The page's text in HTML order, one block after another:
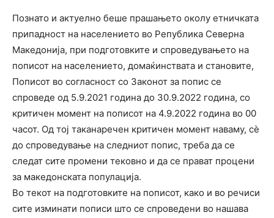
Познато и актуелно беше прашањето околу етничката
припадност на населението во Република Северна
Македонија, при подготовките и спроведувањето на
пописот на населението, домаќинствата и становите,
Пописот во согласност со Законот за попис се
спроведе од 5.9.2021 година до 30.9.2022 година, со
критичен момент на пописот на 4.9.2022 година во 00
часот. Од тој таканаречен критичен момент наваму, сѐ
до спроведување на следниот попис, треба да се
следат сите промени тековно и да се прават процени
за македонската популација.
Во текот на подготовките на пописот, како и во речиси
сите изминати пописи што се спроведени во нашава